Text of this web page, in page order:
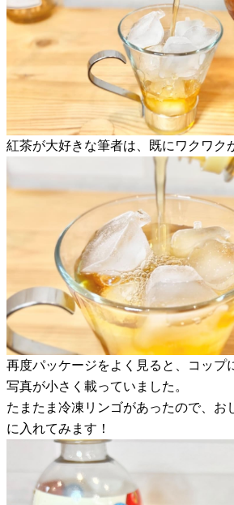
紅茶が大好きな筆者は、既にワクワク
再度パッケージをよく見ると、コップ
写真が小さく載っていました。
たまたま冷凍リンゴがあったので、お
に入れてみます！